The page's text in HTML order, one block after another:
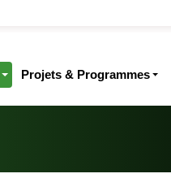
Projets & Programmes